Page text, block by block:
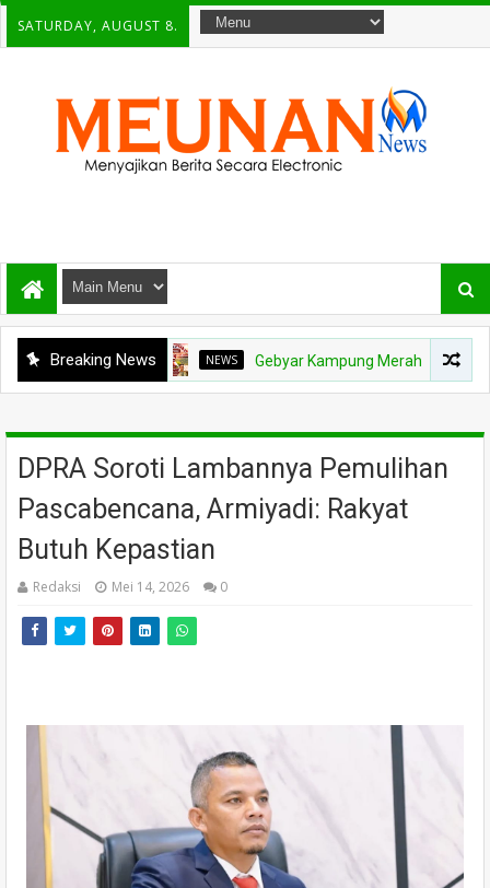
SATURDAY, AUGUST 8.
Breaking News
NEWS Gebyar Kampung Merah Putih Berhadiah
DPRA Soroti Lambannya Pemulihan
Pascabencana, Armiyadi: Rakyat
Butuh Kepastian
Redaksi Mei 14, 2026 0